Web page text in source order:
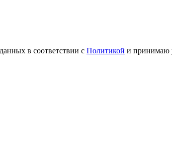
в соответствии с Политикой и принимаю